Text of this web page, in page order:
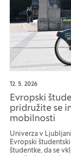
12. 5. 2026
Evropski
pridružite se
mobilnosti
Univerza v
Evropski
študentke, da se